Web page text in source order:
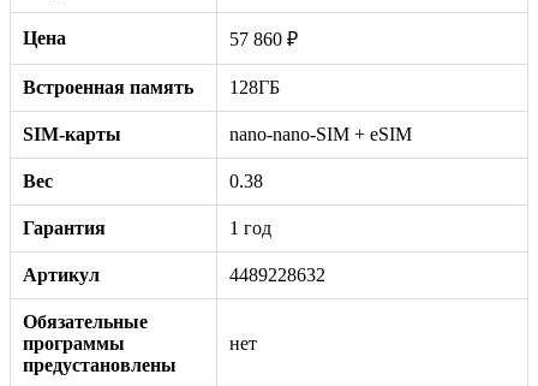
Цена 57 860 ₽
Встроенная память 128ГБ
SIM-карты nano-nano-SIM + eSIM
Вес 0.38
Гарантия 1 год
Артикул 4489228632
Обязательные
программы
предустановлены
нет